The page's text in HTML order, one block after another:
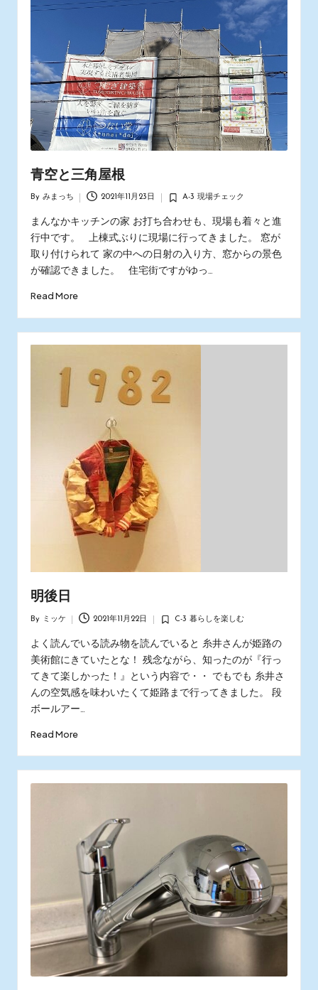
青空と三角屋根
by
By みまっち 2021年11月23日
Posted
in
A-3 現場チェック
まんなかキッチンの家 お打ち合わせも、現場も着々と進
行中です。 上棟式ぶりに現場に行ってきました。 窓が
取り付けられて 家の中への日射の入り方、窓からの景色
が確認できました。 住宅街ですがゆっ…
Read More
明後日
by
By ミッケ 2021年11月22日
Posted
in
C-3 暮らしを楽しむ
よく読んでいる読み物を読んでいると 糸井さんが姫路の
美術館にきていたとな！ 残念ながら、知ったのが『行っ
てきて楽しかった！』という内容で・・ でもでも 糸井さ
んの空気感を味わいたくて姫路まで行ってきました。 段
ボールアー…
Read More